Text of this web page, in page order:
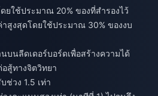
ยใช้ประมาณ 20% ของที่สำรองไว้
สูงสุดโดยใช้ประมาณ 30% ของงบ
บนลีดเดอร์บอร์ดเพื่อสร้างความได้
สู้ทางจิตวิทยา
ช่วง 1.5 เท่า